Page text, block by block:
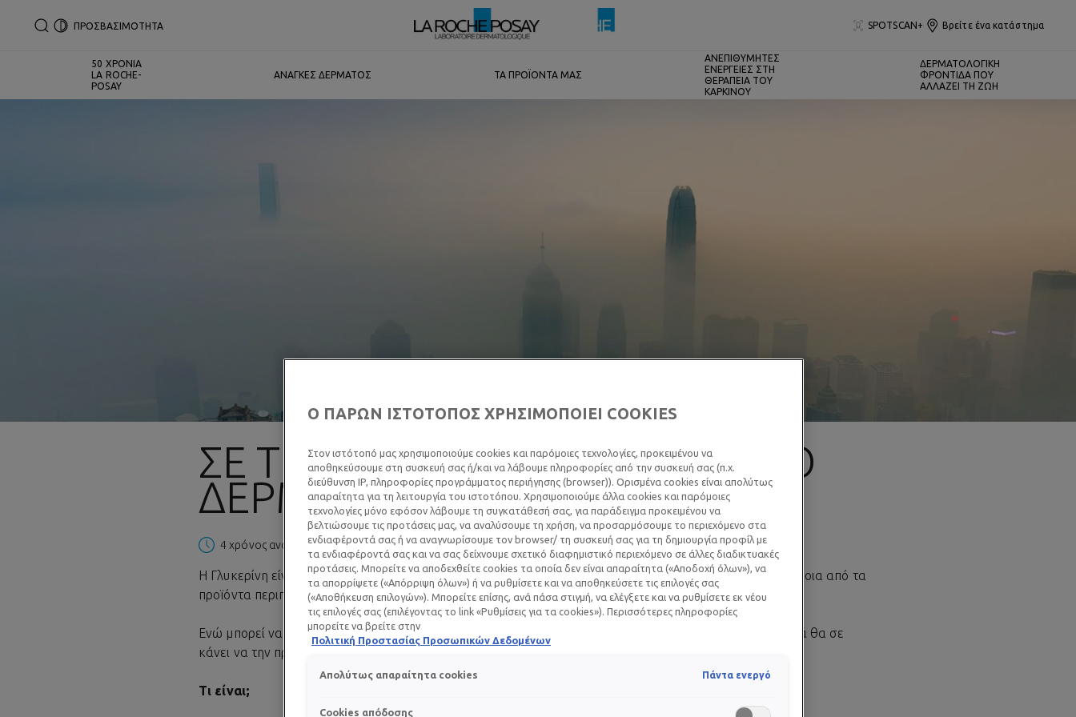
ΠΡΟΣΒΑΣΙΜΟΤΗΤΑ SPOTSCAN+ Βρείτε ένα κατάστημα
50 ΧΡΟΝΙΑ
LA ROCHE-
POSAY
ΑΝΑΓΚΕΣ ΔΕΡΜΑΤΟΣ ΤΑ ΠΡΟΪΟΝΤΑ ΜΑΣ
ΑΝΕΠΙΘΥΜΗΤΕΣ
ΕΝΕΡΓΕΙΕΣ ΣΤΗ
ΘΕΡΑΠΕΙΑ ΤΟΥ
ΚΑΡΚΙΝΟΥ
ΔΕΡΜΑΤΟΛΟΓΙΚΗ
ΦΡΟΝΤΙΔΑ ΠΟΥ
ΑΛΛΑΖΕΙ ΤΗ ΖΩΗ
ΣΕ ΤΙ ΟΦΕΛΕΊ Η ΓΛΥΚΕΡΊΝΗ ΣΤΟ
ΔΈΡΜΑ;
4 χρόνος ανάγνωσης| 22 Νοεμβρίου 2024
Η Γλυκερίνη είναι ένα συστατικό που μπορεί μην έχεις παρατηρήσει, αλλά σίγουρα πρωταγωνιστεί σε κάποια από τα
προϊόντα περιποίησης του δέρματος που έχεις.
Ενώ μπορεί να μην την έχεις ξανακούσει, πρόκειται για ένα ισχυρό συστατικό με πολλά οφέλη, που τελικά θα σε
κάνει να την προσέξεις...
Τι είναι;
Ο ΠΑΡΩΝ ΙΣΤΟΤΟΠΟΣ ΧΡΗΣΙΜΟΠΟΙΕΙ COOKIES
Στον ιστότοπό μας χρησιμοποιούμε cookies και παρόμοιες τεχνολογίες, προκειμένου να
αποθηκεύσουμε στη συσκευή σας ή/και να λάβουμε πληροφορίες από την συσκευή σας (π.χ.
διεύθυνση IP, πληροφορίες προγράμματος περιήγησης (browser)). Ορισμένα cookies είναι απολύτως
απαραίτητα για τη λειτουργία του ιστοτόπου. Χρησιμοποιούμε άλλα cookies και παρόμοιες
τεχνολογίες μόνο εφόσον λάβουμε τη συγκατάθεσή σας, για παράδειγμα προκειμένου να
βελτιώσουμε τις προτάσεις μας, να αναλύσουμε τη χρήση, να προσαρμόσουμε το περιεχόμενο στα
ενδιαφέροντά σας ή να αναγνωρίσουμε τον browser/ τη συσκευή σας για τη δημιουργία προφίλ με
τα ενδιαφέροντά σας και να σας δείχνουμε σχετικό διαφημιστικό περιεχόμενο σε άλλες διαδικτυακές
προτάσεις. Μπορείτε να αποδεχθείτε cookies τα οποία δεν είναι απαραίτητα («Αποδοχή όλων»), να
τα απορρίψετε («Απόρριψη όλων») ή να ρυθμίσετε και να αποθηκεύσετε τις επιλογές σας
(«Αποθήκευση επιλογών»). Μπορείτε επίσης, ανά πάσα στιγμή, να ελέγξετε και να ρυθμίσετε εκ νέου
τις επιλογές σας (επιλέγοντας το link «Ρυθμίσεις για τα cookies»). Περισσότερες πληροφορίες
μπορείτε να βρείτε στην
Πολιτική Προστασίας Προσωπικών Δεδομένων
Απολύτως απαραίτητα cookies Πάντα ενεργό
Cookies απόδοσης